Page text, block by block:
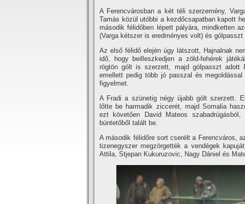
A Ferencvárosban a két téli szerzemény,
Tamás közül utóbbi a kezdőcsapatban kapott
második félidőben lépett pályára, mindketten
(Varga kétszer is eredményes volt) és gólpasszt
Az első félidő elején úgy látszott, Hajnalnak
idő, hogy beilleszkedjen a zöld-fehérek
rögtön gólt is szerzett, majd gólpasszt adott
emellett pedig több jó passzal és
figyelmet.
A Fradi a szünetig négy újabb gólt szerzett.
lőtte be harmadik ziccerét, majd Somalia
ezt követően David Mateos szabadrúgásból,
büntetőből talált be.
A második félidőre sort cserélt a Ferencváros,
tizenegyszer megzörgették a vendégek
Attila, Stjepan Kukuruzovic, Nagy Dániel és